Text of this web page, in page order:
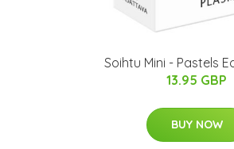
Soihtu Mini - Pastels
13.95 GBP
BUY NOW